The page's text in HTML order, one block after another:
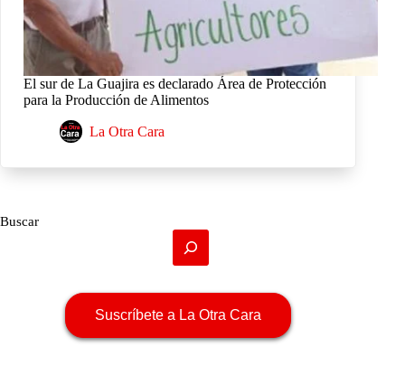
El sur de La Guajira es declarado Área de Protección
para la Producción de Alimentos
La Otra Cara
Buscar
Suscríbete a La Otra Cara